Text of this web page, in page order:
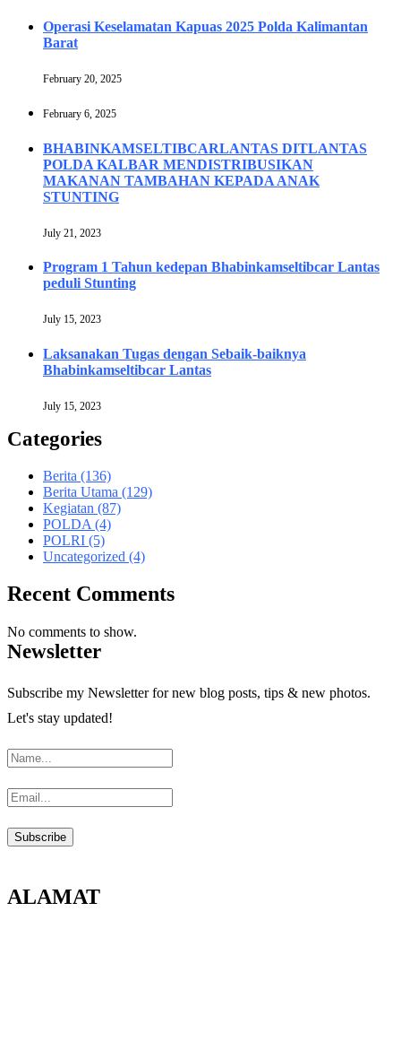
Operasi Keselamatan Kapuas 2025 Polda Kalimantan
Barat
February 20, 2025
February 6, 2025
BHABINKAMSELTIBCARLANTAS DITLANTAS
POLDA KALBAR MENDISTRIBUSIKAN
MAKANAN TAMBAHAN KEPADA ANAK
STUNTING
July 21, 2023
Program 1 Tahun kedepan Bhabinkamseltibcar Lantas
peduli Stunting
July 15, 2023
Laksanakan Tugas dengan Sebaik-baiknya
Bhabinkamseltibcar Lantas
July 15, 2023
Categories
Berita (136)
Berita Utama (129)
Kegiatan (87)
POLDA (4)
POLRI (5)
Uncategorized (4)
Recent Comments
No comments to show.
Newsletter
Subscribe my Newsletter for new blog posts, tips & new photos.
Let's stay updated!
ALAMAT